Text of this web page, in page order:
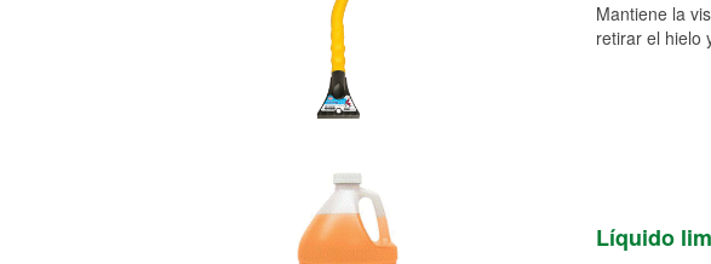
Mantiene la
retirar el hielo
Líquido